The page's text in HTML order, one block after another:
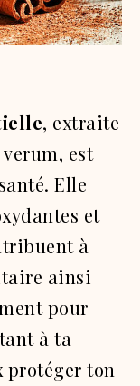
, extraite
est
Elle
et
à
ainsi
pour
à ta
ton